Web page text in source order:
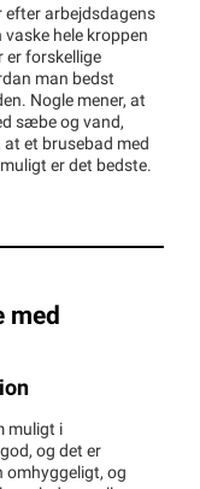
efter arbejdsdagens
hele kroppen
er forskellige
man bedst
Nogle mener, at
sæbe og vand,
at et brusebad med
er det bedste.
med
muligt i
og det er
omhyggeligt, og